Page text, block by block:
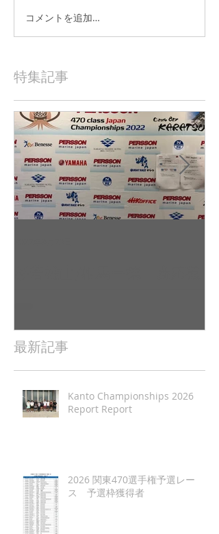
コメントを追加…
特集記事
最新記事
Kanto Championships 2026
Report Report
2026 関東470選手権予選レー
ス 予選枠獲得者